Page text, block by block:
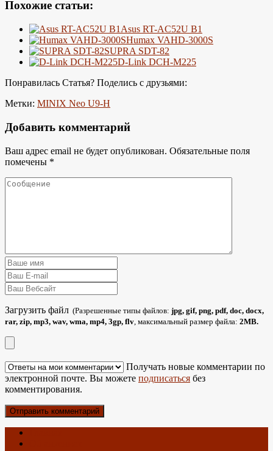
Похожие статьи:
Asus RT-AC52U B1
Humax VAHD-3000S
SUPRA SDT-82
D-Link DCH-M225
Понравилась Статья? Поделись с друзьями:
Метки: MINIX Neo U9-H
Добавить комментарий
Ваш адрес email не будет опубликован. Обязательные поля
помечены *
Загрузить файл (Разрешенные типы файлов: jpg, gif, png, pdf, doc, docx,
rar, zip, mp3, wav, wma, mp4, 3gp, flv , максимальный размер файла: 2MB.
Получать новые комментарии по
электронной почте. Вы можете подписаться без
комментирования.